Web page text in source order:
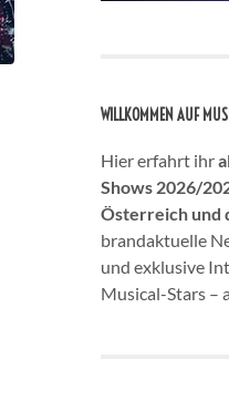
WILLKOMMEN AUF
Hier erfahrt ihr
Shows 2026/
Österreich und
brandaktuelle
und exklusive
Musical-Stars –